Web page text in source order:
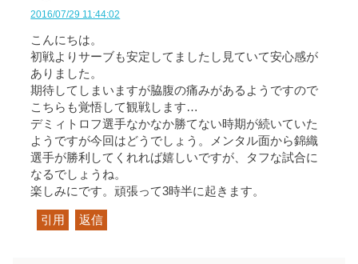
2016/07/29 11:44:02
こんにちは。
初戦よりサーブも安定してましたし見ていて安心感が
ありました。
期待してしまいますが脇腹の痛みがあるようですので
こちらも覚悟して観戦します…
デミィトロフ選手なかなか勝てない時期が続いていた
ようですが今回はどうでしょう。メンタル面から錦織
選手が勝利してくれれば嬉しいですが、タフな試合に
なるでしょうね。
楽しみにです。頑張って3時半に起きます。
引用 返信